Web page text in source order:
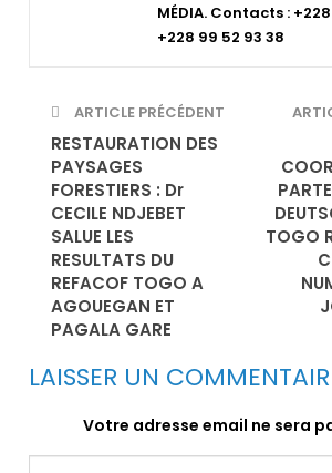
MÉDIA. Contacts :
+228 99 52 93 38
ARTICLE PRÉCÉDENT
RESTAURATION DES
PAYSAGES
FORESTIERS : Dr
CECILE NDJEBET
SALUE LES
RESULTATS DU
REFACOF TOGO A
AGOUEGAN ET
PAGALA GARE
TOGO
LAISSER UN
Votre adresse email ne sera